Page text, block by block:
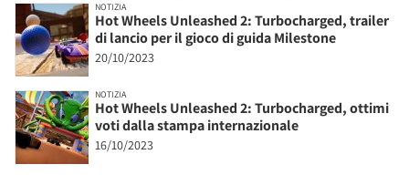
NOTIZIA
Hot Wheels Unleashed 2: Turbocharged, trailer
di lancio per il gioco di guida Milestone
20/10/2023
NOTIZIA
Hot Wheels Unleashed 2: Turbocharged, ottimi
voti dalla stampa internazionale
16/10/2023